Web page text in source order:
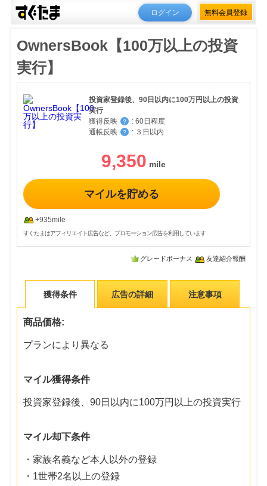
ログイン 無料会員登録
OwnersBook【100万以上の投資
実行】
投資家登録後、90日以内に100万円以上の投資
実行
獲得反映
？ : 60日程度
通帳反映
？ : ３日以内
9,350
マイルを貯める
+935mile
すぐたまはアフィリエイト広告など、プロモーション広告を利用しています
グレードボーナス 友達紹介報酬
獲得条件 広告の詳細 注意事項
商品価格:
プランにより異なる
マイル獲得条件
投資家登録後、90日以内に100万円以上の投資実行
マイル却下条件
・家族名義など本人以外の登録
・1世帯2名以上の登録